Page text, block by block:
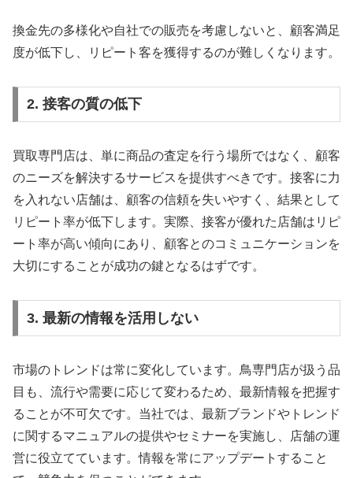
換金先の多様化や自社での販売を考慮しないと、顧客満足
度が低下し、リピート客を獲得するのが難しくなります。
2. 接客の質の低下
買取専門店は、単に商品の査定を行う場所ではなく、顧客
のニーズを解決するサービスを提供すべきです。接客に力
を入れない店舗は、顧客の信頼を失いやすく、結果として
リピート率が低下します。実際、接客が優れた店舗はリピ
ート率が高い傾向にあり、顧客とのコミュニケーションを
大切にすることが成功の鍵となるはずです。
3. 最新の情報を活用しない
市場のトレンドは常に変化しています。鳥専門店が扱う品
目も、流行や需要に応じて変わるため、最新情報を把握す
ることが不可欠です。当社では、最新ブランドやトレンド
に関するマニュアルの提供やセミナーを実施し、店舗の運
営に役立てています。情報を常にアップデートすること